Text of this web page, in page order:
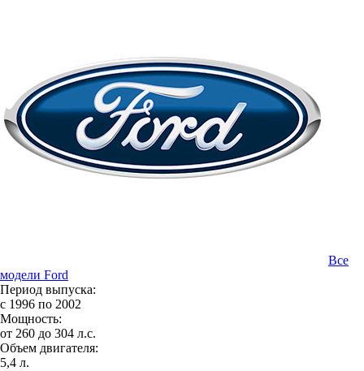
Все
модели Ford
Период выпуска:
с 1996 по 2002
Мощность:
от 260 до 304 л.с.
Объем двигателя:
5,4 л.